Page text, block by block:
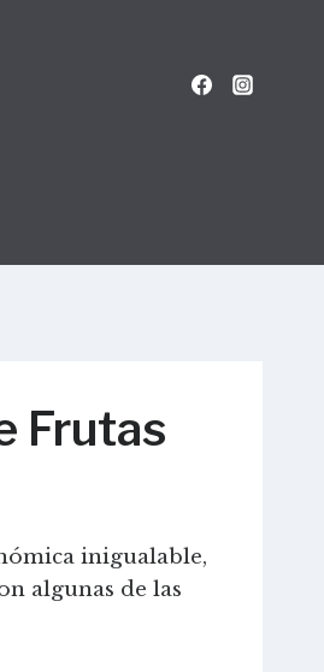
Frutas
inigualable,
algunas de las